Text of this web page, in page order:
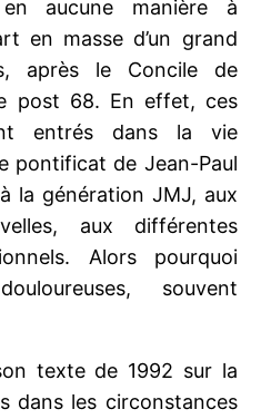
aucune manière à
en masse d’un grand
après le Concile de
post 68. En effet, ces
entrés dans la vie
pontificat de Jean-Paul
la génération JMJ, aux
aux différentes
Alors pourquoi
souvent
texte de 1992 sur la
dans les circonstances